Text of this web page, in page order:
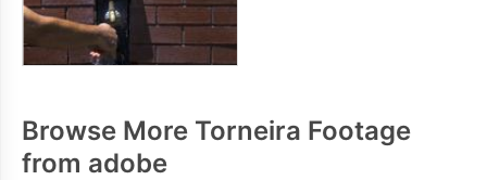
Browse More Torneira Footage
from adobe